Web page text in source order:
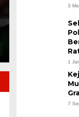
KUALA
bertabur
3
1
7